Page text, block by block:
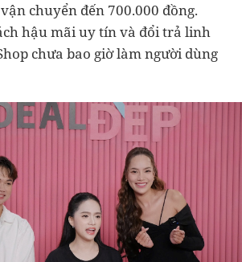
chuyển đến 700.000 đồng.
hậu mãi uy tín và đổi trả linh
chưa bao giờ làm người dùng